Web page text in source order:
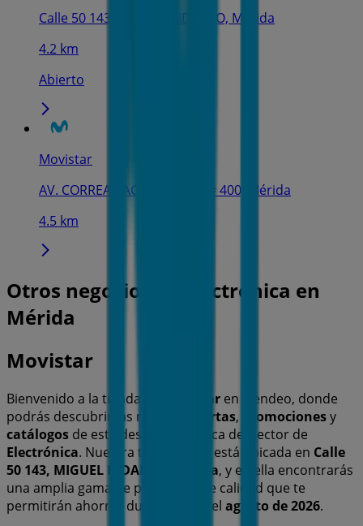
Calle 50 143, MIGUEL HIDALGO, Mérida
4.2 km
Abierto
Movistar
AV. CORREA RACHO POR 21 # 400, Mérida
4.5 km
Otros negocios de Electrónica en
Mérida
Movistar
Bienvenido a la tienda de Movistar en Tiendeo, donde
podrás descubrir las mejores
ofertas, promocionesy
catálogos de esta destacada marca del sector de
Electrónica. Nuestra tienda física está ubicada en Calle
50 143, MIGUEL HIDALGO
Mérida, y en ella encontrarás
una amplia gama de productos de calidad que te
permitirán ahorrar durante todo el agosto de 2026.